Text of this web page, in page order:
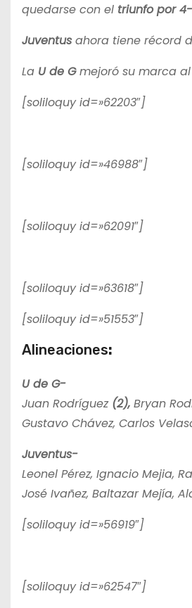
quedarse con el triunfo por 4-
Juventusahora tiene récord
La U de Gmejoró su marca al
[soliloquy id=»62203″]
[soliloquy id=»46988″]
[soliloquy id=»62091″]
[soliloquy id=»63618″]
[soliloquy id=»51553″]
Alineaciones:
U de G-
Juan Rodríguez(2), Bryan
Gustavo Chávez, Carlos
Juventus-
Leonel Pérez, Ignacio Mejia,
José Ivañez, Baltazar Mejía,
[soliloquy id=»56919″]
[soliloquy id=»62547″]